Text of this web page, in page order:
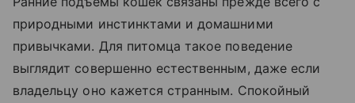
природными инстинктами и домашними
привычками. Для питомца такое поведение
выглядит совершенно естественным, даже если
владельцу оно кажется странным. Спокойный